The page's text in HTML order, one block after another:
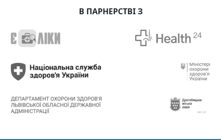
В ПАРНЕРСТВІ З